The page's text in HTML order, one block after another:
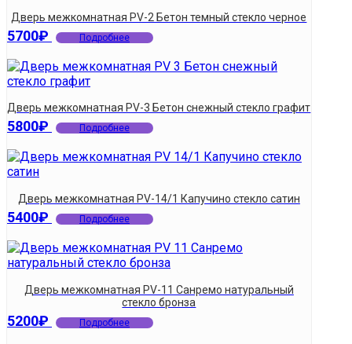
Дверь межкомнатная PV-2 Бетон темный стекло черное
5700₽ Подробнее
Дверь межкомнатная PV-3 Бетон снежный стекло графит
5800₽ Подробнее
Дверь межкомнатная PV-14/1 Капучино стекло сатин
5400₽ Подробнее
Дверь межкомнатная PV-11 Санремо натуральный
стекло бронза
5200₽ Подробнее